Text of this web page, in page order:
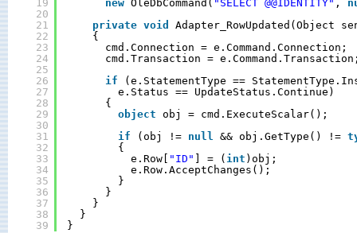
19
20
21
22
23
24
25
26
27
28
29
30
31
32
33
34
35
36
37
38
39
new OleDbCommand( "SELECT @@IDENTITY" ,
private void
Adapter_RowUpdated(Object
{
cmd.Connection = e.Command.Connection;
cmd.Transaction =
if
(e.StatementType ==
e.Status == UpdateStatus.Continue)
{
object
obj = cmd.ExecuteScalar();
if
(obj != null && obj.GetType() !=
{
e.Row[
"ID" ] = (int )obj;
e.Row.AcceptChanges();
}
}
}
}
}